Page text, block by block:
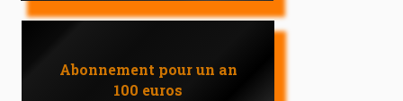
Abonnement pour un an
100 euros